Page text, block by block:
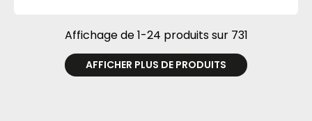
Affichage de 1-24 produits sur 731
AFFICHER PLUS DE PRODUITS